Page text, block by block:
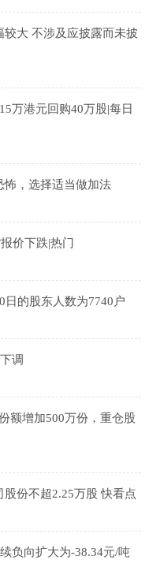
大 不涉及应披露而未披
万港元回购40万股|每日
怖，选择适当做加法
价下跌|热门
日的股东人数为7740户
调
额增加500万份，重仓股
份不超2.25万股 快看点
负向扩大为-38.34元/吨